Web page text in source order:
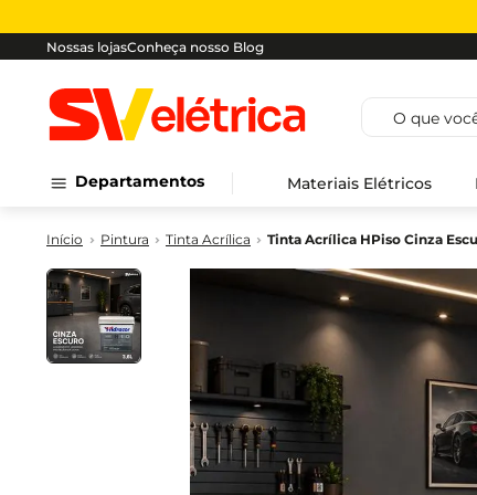
Nossas lojasConheça nosso Blog
O que você
Departamentos Materiais Elétricos
Pintura Tinta Acrílica Tinta Acrílica HPiso Cinza